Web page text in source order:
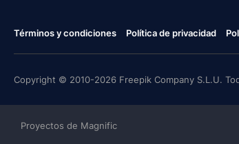
Términos y condiciones Política de privacidad
Copyright © 2010-2026 Freepik Company S.L.U.
Proyectos de Magnific